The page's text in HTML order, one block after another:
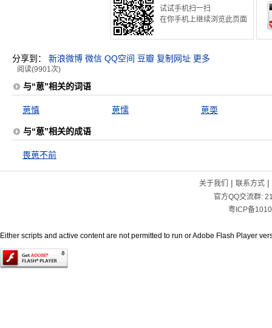
试试手机扫一扫
在你手机上继续浏览此页面
分享到： 新浪微博 微信 QQ空间 豆瓣 复制网址 更多
阅读(9901次)
与“葸”相关的词语
葸慎 葸懦 葸耎
与“葸”相关的成语
畏葸不前
关于我们 | 联系方式|
官方QQ交流群:
粤ICP备
Either scripts and active content are not permitted to run or Adobe Flash Player